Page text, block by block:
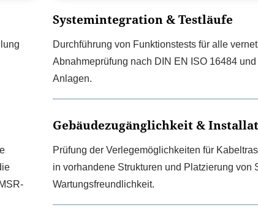
Systemintegration & Testläufe
Durchführung von Funktionstests für alle
Abnahmeprüfung nach DIN EN ISO 16484
Anlagen.
Gebäudezugänglichkeit &
Prüfung der Verlegemöglichkeiten für
in vorhandene Strukturen und Platzierung von
Wartungsfreundlichkeit.